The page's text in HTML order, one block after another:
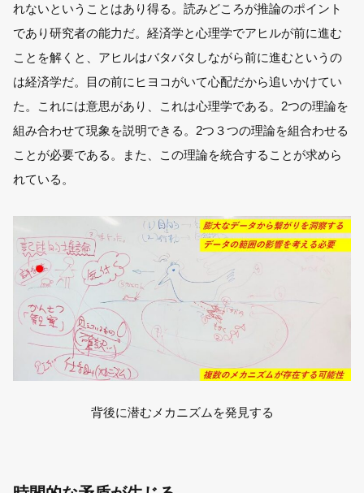
れないということはあり得る。読みどころが推論のポイント
であり研究者の能力だ。経済学と心理学でアヒルが前に進む
ことを解くと、アヒルはバタバタしながら前に進むというの
は経済学だ。目の前にヒヨコがいて心配だから追いかけてい
た。これには意思があり、これは心理学である。2つの理論を
組み合わせて現象を説明できる。2つ３つの理論を組合わせる
ことが必要である。また、この理論を統合することが求めら
れている。
背後に潜むメカニズムを発見する